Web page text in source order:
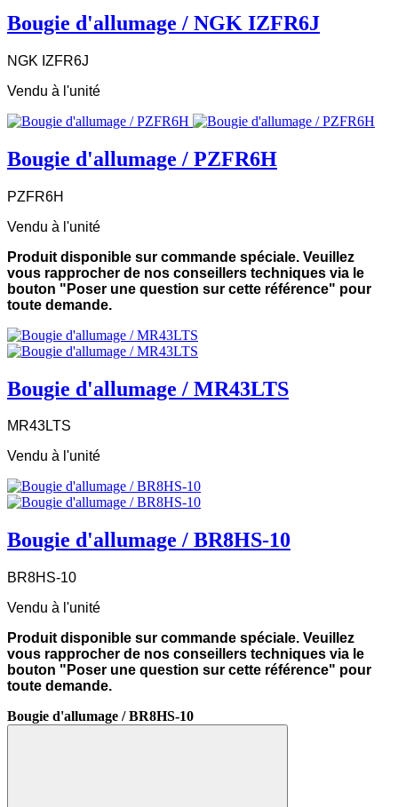
Bougie d'allumage / NGK IZFR6J
NGK IZFR6J
Vendu à l'unité
Bougie d'allumage / PZFR6H
PZFR6H
Vendu à l'unité
Produit disponible sur commande spéciale. Veuillez
vous rapprocher de nos conseillers techniques via le
bouton "Poser une question sur cette référence" pour
toute demande.
Bougie d'allumage / MR43LTS
MR43LTS
Vendu à l'unité
Bougie d'allumage / BR8HS-10
BR8HS-10
Vendu à l'unité
Produit disponible sur commande spéciale. Veuillez
vous rapprocher de nos conseillers techniques via le
bouton "Poser une question sur cette référence" pour
toute demande.
Bougie d'allumage / BR8HS-10